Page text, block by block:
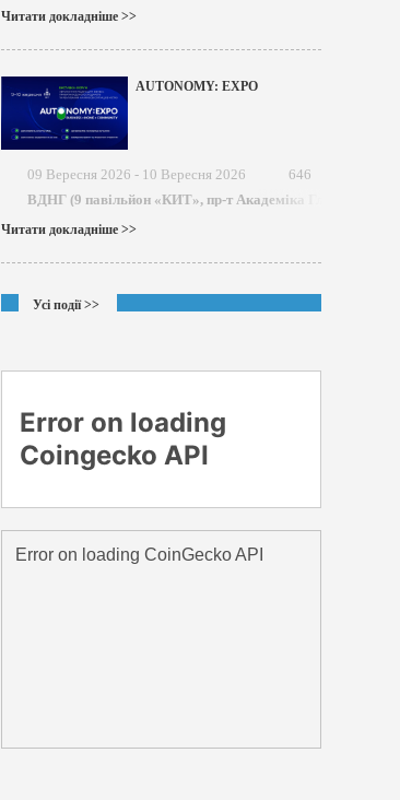
Читати докладніше >>
AUTONOMY: EXPO
09 Вересня 2026 - 10 Вересня 2026
646
ВДНГ (9 павільйон «КИТ», пр-т Академіка Глушкова)
Читати докладніше >>
Усі події >>